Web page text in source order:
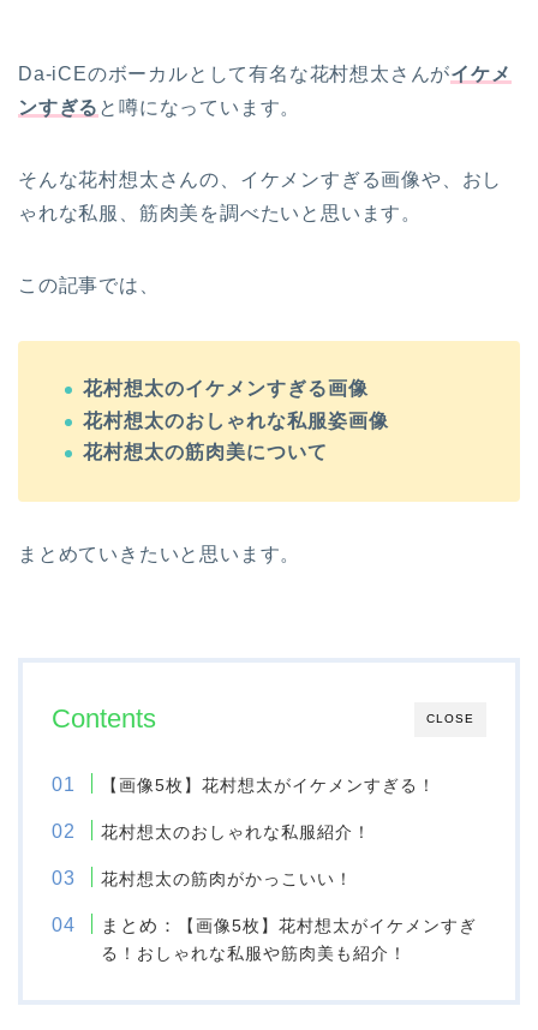
Da-iCEのボーカルとして有名な花村想太さんがイケメ
ンすぎる と噂になっています。
そんな花村想太さんの、イケメンすぎる画像や、おし
ゃれな私服、筋肉美を調べたいと思います。
この記事では、
花村想太のイケメンすぎる画像
花村想太のおしゃれな私服姿画像
花村想太の筋肉美について
まとめていきたいと思います。
CLOSE
Contents
【画像5枚】花村想太がイケメンすぎる！
花村想太のおしゃれな私服紹介！
花村想太の筋肉がかっこいい！
まとめ：
【画像5枚】花村想太がイケメンすぎ
る！おしゃれな私服や筋肉美も紹介！